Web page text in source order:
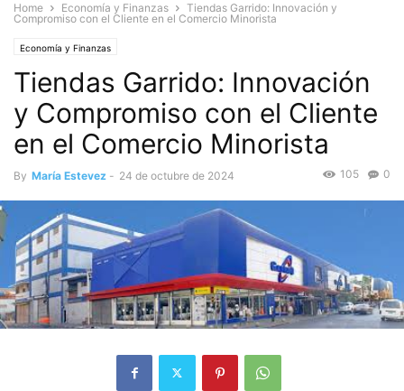
Home Economía y Finanzas
Tiendas Garrido: Innovación y
Compromiso con el Cliente en el Comercio Minorista
Economía y Finanzas
Tiendas Garrido: Innovación
y Compromiso con el Cliente
en el Comercio Minorista
By María Estevez - 24 de octubre de 2024 0
105